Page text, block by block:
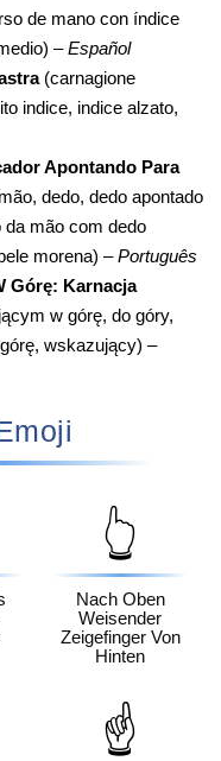
de mano con índice
–Español
(carnagione
indice, indice alzato,
Apontando Para
dedo, dedo apontado
da mão com dedo
morena) –Português
Górę: Karnacja
w górę, do góry,
wskazujący) –
👆
Nach Oben
Weisender
Zeigefinger Von
Hinten
☝️